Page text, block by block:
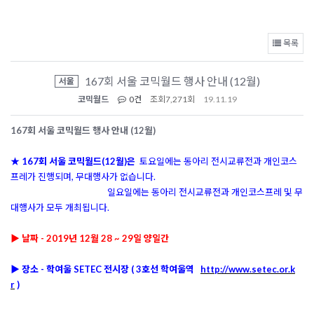
목록
서울 167회 서울 코믹월드 행사 안내 (12월)
코믹월드 0건 조회 7,271회 19.11.19
167회 서울 코믹월드 행사 안내 (12월)
★ 167회 서울 코믹월드(12월)은 토요일에는 동아리 전시교류전과 개인코스
프레가 진행되며, 무대행사가 없습니다.
일요일에는 동아리 전시교류전과 개인코스프레 및 무
대행사가 모두 개최됩니다.
▶ 날짜 - 2019년 12월 28 ~ 29일 양일간
▶ 장소 - 학여울 SETEC 전시장 ( 3호선 학여울역
http://www.setec.or.k
r)